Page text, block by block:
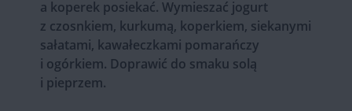
a koperek posiekać. Wymieszać jogurt
z czosnkiem, kurkumą, koperkiem, siekanymi
sałatami, kawałeczkami pomarańczy
i ogórkiem. Doprawić do smaku solą
i pieprzem.